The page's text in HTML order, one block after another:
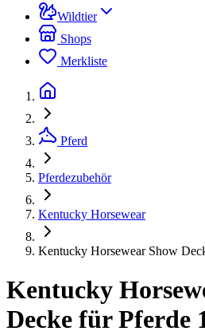
Wildtier
Shops
Merkliste
Pferd
Pferdezubehör
Kentucky Horsewear
Kentucky Horsewear Show
Kentucky
Decke für Pferde